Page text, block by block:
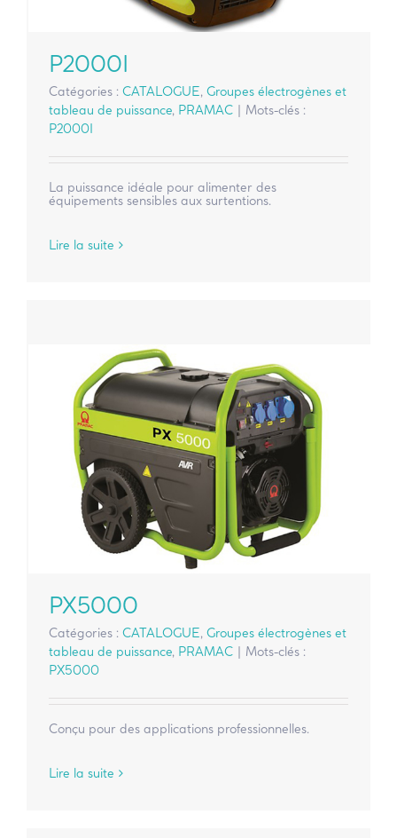
P2000I
Catégories : CATALOGUE, Groupes électrogènes et
tableau de puissance, PRAMAC
Mots-clés :
P2000I
La puissance idéale pour alimenter des
équipements sensibles aux surtentions.
Lire la suite
PX5000
Catégories : CATALOGUE, Groupes électrogènes et
tableau de puissance, PRAMAC | Mots-clés :
PX5000
Conçu pour des applications professionnelles.
Lire la suite